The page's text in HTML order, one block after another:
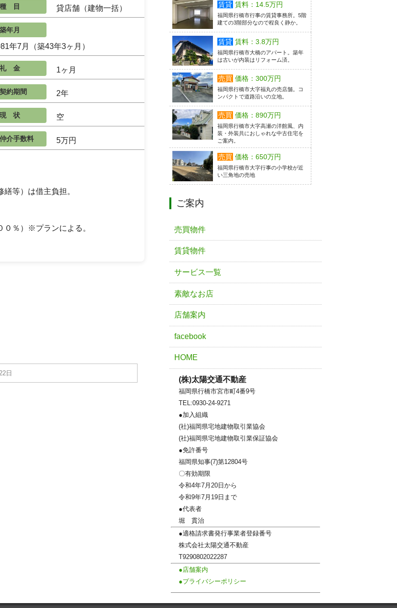
種 目 貸店舗（建物一括）
築年月
年7月（築43年3ヶ月）
礼 金 1ヶ月
契約期間 2年
現 状 空
仲介手数料 5万円
等）は借主負担。
０％）※プランによる。
日
賃貸 賃料：14.5万円
福岡県行橋市行事の賃貸事務所。5階
建ての3階部分なので程良く静か。
賃貸 賃料：3.8万円
福岡県行橋市大橋のアパート。築年
は古いが内装はリフォーム済。
売買 価格：300万円
福岡県行橋市大字福丸の売店舗。コ
ンパクトで道路沿いの立地。
売買 価格：890万円
福岡県行橋市大字高瀬の洋館風、内
装・外装共におしゃれな中古住宅を
ご案内。
売買 価格：650万円
福岡県行橋市大字行事の小学校が近
い三角地の売地
ご案内
売買物件
賃貸物件
サービス一覧
素敵なお店
店舗案内
facebook
HOME
(株)太陽交通不動産
福岡県行橋市宮市町4番9号
TEL:0930-24-9271
●加入組織
(社)福岡県宅地建物取引業協会
(社)福岡県宅地建物取引業保証協会
●免許番号
福岡県知事(7)第12804号
〇有効期限
令和4年7月20日から
令和9年7月19日まで
●代表者
堀 貫治
●適格請求書発行事業者登録番号
株式会社太陽交通不動産
T9290802022287
●店舗案内
●プライバシーポリシー